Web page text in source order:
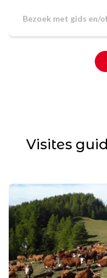
Bezoek met gids en/
Visites